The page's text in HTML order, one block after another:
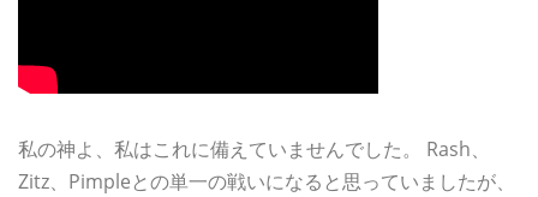
私の神よ、私はこれに備えていませんでした。 Rash、
Zitz、Pimpleとの単一の戦いになると思っていましたが、